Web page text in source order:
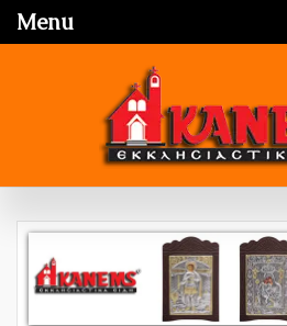
Menu